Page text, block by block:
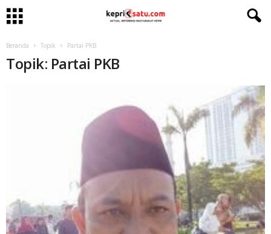
Beranda Topik Partai PKB
Topik: Partai PKB